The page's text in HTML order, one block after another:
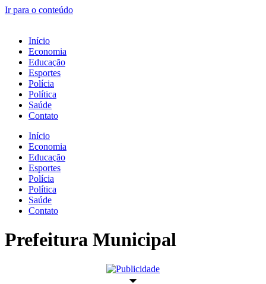
Ir para o conteúdo
Início
Economia
Educação
Esportes
Polícia
Política
Saúde
Contato
Início
Economia
Educação
Esportes
Polícia
Política
Saúde
Contato
Prefeitura Municipal